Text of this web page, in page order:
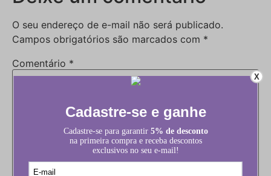
O seu endereço de e-mail não será publicado.
Campos obrigatórios são marcados com *
Comentário *
X